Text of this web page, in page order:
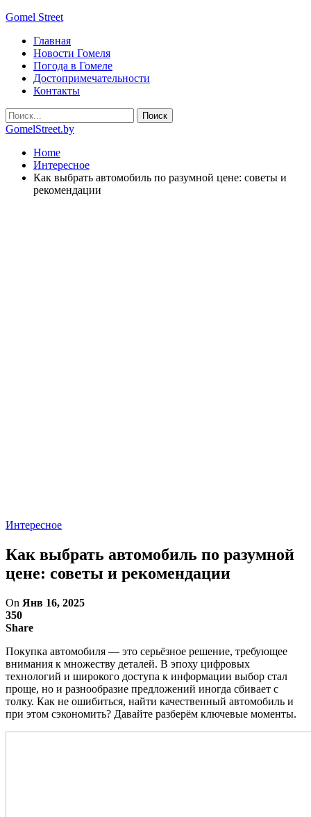
Gomel Street
Главная
Новости Гомеля
Погода в Гомеле
Достопримечательности
Контакты
GomelStreet.by
Home
Интересное
Как выбрать автомобиль по разумной цене: советы и
рекомендации
Интересное
Как выбрать автомобиль по разумной
цене: советы и рекомендации
On Янв 16, 2025
350
Share
Покупка автомобиля — это серьёзное решение, требующее
внимания к множеству деталей. В эпоху цифровых
технологий и широкого доступа к информации выбор стал
проще, но и разнообразие предложений иногда сбивает с
толку. Как не ошибиться, найти качественный автомобиль и
при этом сэкономить? Давайте разберём ключевые моменты.